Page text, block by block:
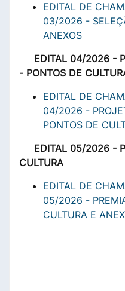
EDITAL DE
03/2026 -
ANEXOS
EDITAL 04/2026 -
- PONTOS DE
EDITAL DE
04/2026 -
PONTOS DE
EDITAL 05/2026 -
CULTURA
EDITAL DE
05/2026 -
CULTURA E